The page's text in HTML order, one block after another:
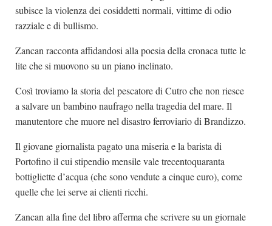
subisce la violenza dei cosiddetti normali, vittime di odio
razziale e di bullismo.
Zancan racconta affidandosi alla poesia della cronaca tutte le
lite che si muovono su un piano inclinato.
Così troviamo la storia del pescatore di Cutro che non riesce
a salvare un bambino naufrago nella tragedia del mare. Il
manutentore che muore nel disastro ferroviario di Brandizzo.
Il giovane giornalista pagato una miseria e la barista di
Portofino il cui stipendio mensile vale trecentoquaranta
bottigliette d’acqua (che sono vendute a cinque euro), come
quelle che lei serve ai clienti ricchi.
Zancan alla fine del libro afferma che scrivere su un giornale